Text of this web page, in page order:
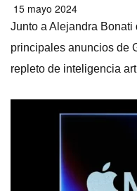
15 mayo 2024
Junto a Alejandra
principales anuncios de
repleto de inteligencia